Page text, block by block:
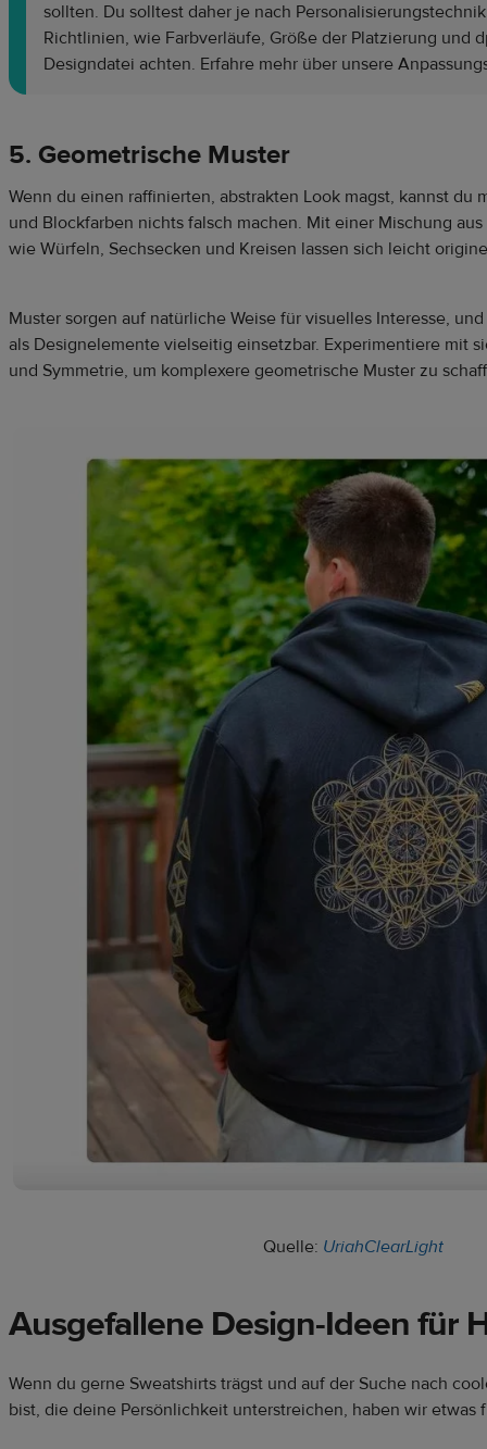
sollten. Du solltest daher je nach
Richtlinien, wie Farbverläufe, Größe der Platzierung und
Designdatei achten. Erfahre mehr über unsere
5. Geometrische Muster
Wenn du einen raffinierten, abstrakten Look magst, kannst du
und Blockfarben nichts falsch machen. Mit einer Mischung
wie Würfeln, Sechsecken und Kreisen lassen sich leicht
Muster sorgen auf natürliche Weise für visuelles Interesse,
als Designelemente vielseitig einsetzbar. Experimentiere mit
und Symmetrie, um komplexere geometrische Muster zu
Quelle: UriahClearLight
Ausgefallene Design-Ideen für
Wenn du gerne Sweatshirts trägst und auf der Suche nach
bist, die deine Persönlichkeit unterstreichen, haben wir etwas